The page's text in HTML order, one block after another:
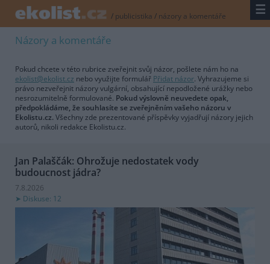
/ publicistika / názory a komentáře ☰
Názory a komentáře
Pokud chcete v této rubrice zveřejnit svůj názor, pošlete nám ho na
ekolist@ekolist.cz nebo využijte formulář Přidat názor. Vyhrazujeme si
právo nezveřejnit názory vulgární, obsahující nepodložené urážky nebo
nesrozumitelně formulované. Pokud výslovně neuvedete opak,
předpokládáme, že souhlasíte se zveřejněním vašeho názoru v
Ekolistu.cz. Všechny zde prezentované příspěvky vyjadřují názory jejich
autorů, nikoli redakce Ekolistu.cz.
Jan Palaščák: Ohrožuje nedostatek vody
budoucnost jádra?
7.8.2026
Diskuse: 12